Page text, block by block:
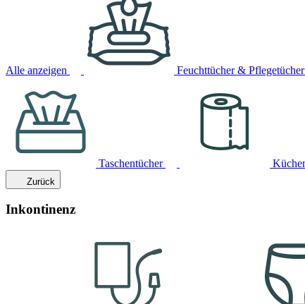
Alle anzeigen Feuchttücher & Pflegetücher
Taschentücher
Zurück
Inkontinenz